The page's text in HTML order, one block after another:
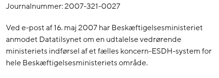
Journalnummer: 2007-321-0027
Ved e-post af 16. maj 2007 har Beskæftigelsesministeriet
anmodet Datatilsynet om en udtalelse vedrørende
ministeriets indførsel af et fælles koncern-ESDH-system for
hele Beskæftigelsesministeriets område.